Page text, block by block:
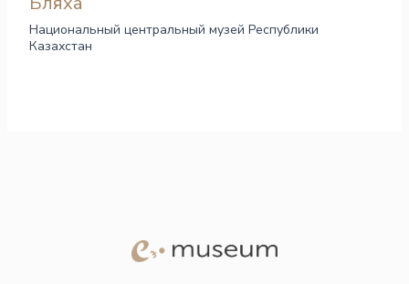
Национальный центральный музей Республики
Казахстан